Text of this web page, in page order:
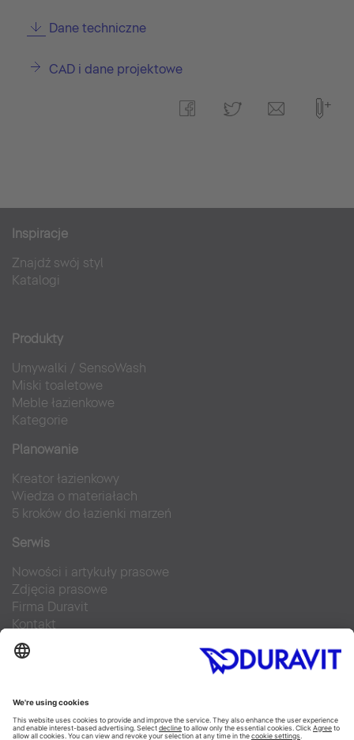
Dane techniczne
CAD i dane projektowe
Inspiracje
Znajdź swój styl
Katalogi
Produkty
Umywalki / SensoWash
Miski toaletowe
Meble łazienkowe
Kategorie
Planowanie
Kreator łazienkowy
Wiedza o materiałach
5 kroków do łazienki marzeń
Serwis
Nowości i artykuły prasowe
Zdjęcia prasowe
Firma Duravit
Kontakt
Najczęściej zadawane pytania
Facebook
Instagram
Pinterest
Blog